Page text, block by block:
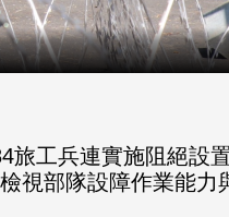
工兵連實施阻絕設
視部隊設障作業能力